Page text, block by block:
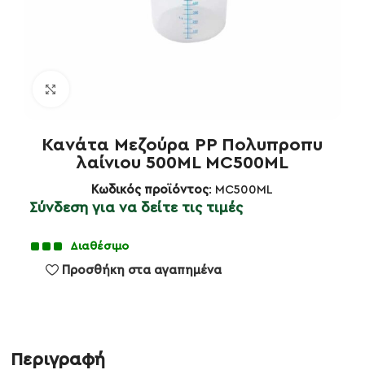
Κανάτα Μεζούρα PP Πολυπροπυ
λαίνιου 500ML MC500ML
Κωδικός προϊόντος: MC500ML
Σύνδεση για να δείτε τις τιμές
Διαθέσιμο
Προσθήκη στα αγαπημένα
Περιγραφή